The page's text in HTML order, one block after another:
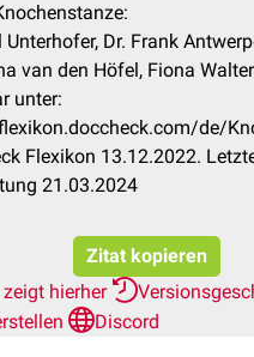
Dr. Frank
van den Höfel, Fiona Walter
unter:
de/
Flexikon 13.12.2022.
21.03.2024
Zitat kopieren
zeigt hierher
Discord